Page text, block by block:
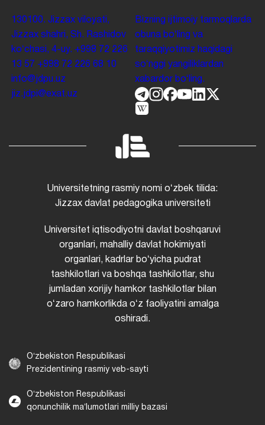
130100. Jizzax viloyati,
Jizzax shahri, Sh. Rashidov
koʻchasi, 4-uy. +998 72 226
13 57 +998 72 226 68 10
info@jdpu.uz
jiz.jdpi@exat.uz
Bizning ijtimoiy tarmoqlarda
obuna boʻling va
taraqqiyotimiz haqidagi
soʻnggi yangiliklardan
xabardor boʻling.
Universitetning rasmiy nomi oʻzbek tilida:
Jizzax davlat pedagogika universiteti
Universitet iqtisodiyotni davlat boshqaruvi
organlari, mahalliy davlat hokimiyati
organlari, kadrlar boʻyicha pudrat
tashkilotlari va boshqa tashkilotlar, shu
jumladan xorijiy hamkor tashkilotlar bilan
oʻzaro hamkorlikda oʻz faoliyatini amalga
oshiradi.
Oʻzbekiston Respublikasi
Prezidentining rasmiy veb-sayti
Oʻzbekiston Respublikasi
qonunchilik maʼlumotlari milliy bazasi